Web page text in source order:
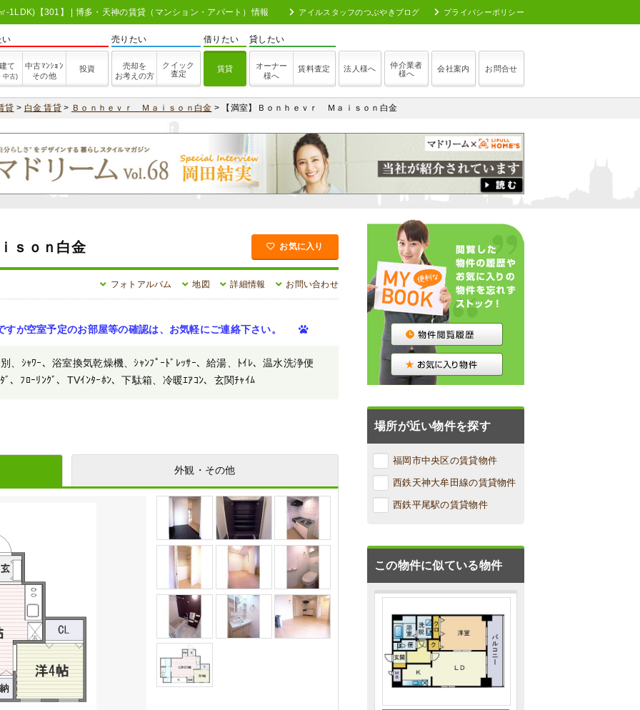
【301】 | 博多・天神の賃貸（マンション・アパート）情報 アイルスタッフのつぶやきブログ プライバシーポリシー
い
て
中古)
中古ﾏﾝｼｮﾝ
その他
投資
売りたい
売却を
お考えの方
クイック
査定
借りたい
賃貸
貸したい
オーナー
様へ
賃料査定 法人様へ
仲介業者
様へ
会社案内 お問合せ
貸 > 白金 賃貸 > Ｂｏｎｈｅｖｒ Ｍａｉｓｏｎ白金 > 【満室】Ｂｏｎｈｅｖｒ Ｍａｉｓｏｎ白金
ｓｏｎ白金 お気に入り
フォトアルバム 地図 詳細情報 お問い合わせ
すが空室予定のお部屋等の確認は、お気軽にご連絡下さい。
、ｼｬﾜｰ、浴室換気乾燥機、ｼｬﾝﾌﾟｰﾄﾞﾚｯｻｰ、給湯、ﾄｲﾚ、温水洗浄便
、ﾌﾛｰﾘﾝｸﾞ、TVｲﾝﾀｰﾎﾝ、下駄箱、冷暖ｴｱｺﾝ、玄関ﾁｬｲﾑ
外観・その他
場所が近い物件を探す
福岡市中央区の賃貸物件
西鉄天神大牟田線の賃貸物件
西鉄平尾駅の賃貸物件
この物件に似ている物件